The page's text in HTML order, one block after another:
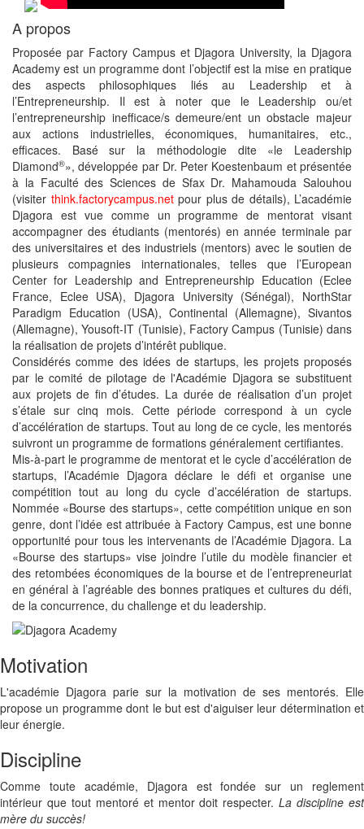
A propos
Proposée par Factory Campus et Djagora University, la Djagora
Academy est un programme dont l’objectif est la mise en pratique
des aspects philosophiques liés au Leadership et à
l’Entrepreneurship. Il est à noter que le Leadership ou/et
l’entrepreneurship inefficace/s demeure/ent un obstacle majeur
aux actions industrielles, économiques, humanitaires, etc.,
efficaces. Basé sur la méthodologie dite «le Leadership
Diamond®», développée par Dr. Peter Koestenbaum et présentée
à la Faculté des Sciences de Sfax Dr. Mahamouda Salouhou
(visiter think.factorycampus.netpour plus de détails), L’académie
Djagora est vue comme un programme de mentorat visant
accompagner des étudiants (mentorés) en année terminale par
des universitaires et des industriels (mentors) avec le soutien de
plusieurs compagnies internationales, telles que l’European
Center for Leadership and Entrepreneurship Education (Eclee
France, Eclee USA), Djagora University (Sénégal), NorthStar
Paradigm Education (USA), Continental (Allemagne), Sivantos
(Allemagne), Yousoft-IT (Tunisie), Factory Campus (Tunisie) dans
la réalisation de projets d’intérêt publique.
Considérés comme des idées de startups, les projets proposés
par le comité de pilotage de l'Académie Djagora se substituent
aux projets de fin d’études. La durée de réalisation d’un projet
s’étale sur cinq mois. Cette période correspond à un cycle
d’accélération de startups. Tout au long de ce cycle, les mentorés
suivront un programme de formations généralement certifiantes.
Mis-à-part le programme de mentorat et le cycle d’accélération de
startups, l’Académie Djagora déclare le défi et organise une
compétition tout au long du cycle d’accélération de startups.
Nommée «Bourse des startups», cette compétition unique en son
genre, dont l’idée est attribuée à Factory Campus, est une bonne
opportunité pour tous les intervenants de l’Académie Djagora. La
«Bourse des startups» vise joindre l’utile du modèle financier et
des retombées économiques de la bourse et de l’entrepreneuriat
en général à l’agréable des bonnes pratiques et cultures du défi,
de la concurrence, du challenge et du leadership.
Motivation
L'académie Djagora parie sur la motivation de ses mentorés. Elle
propose un programme dont le but est d'aiguiser leur détermination et
leur énergie.
Discipline
Comme toute académie, Djagora est fondée sur un reglement
intérieur que tout mentoré et mentor doit respecter.La discipline est
mère du succès!